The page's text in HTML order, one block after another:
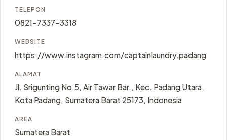
TELEPON
0821-7337-3318
WEBSITE
https://www.instagram.com/captainlaundry.padang
ALAMAT
Jl. Srigunting No.5, Air Tawar Bar., Kec. Padang Utara,
Kota Padang, Sumatera Barat 25173, Indonesia
AREA
Sumatera Barat